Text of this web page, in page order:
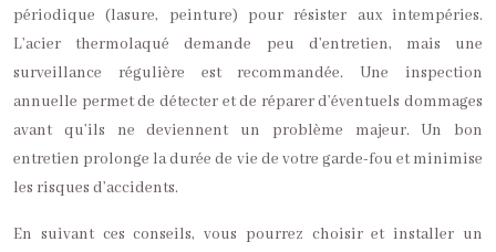
périodique (lasure, peinture) pour résister aux intempéries.
L’acier thermolaqué demande peu d’entretien, mais une
surveillance régulière est recommandée. Une inspection
annuelle permet de détecter et de réparer d’éventuels dommages
avant qu’ils ne deviennent un problème majeur. Un bon
entretien prolonge la durée de vie de votre garde-fou et minimise
les risques d’accidents.
En suivant ces conseils, vous pourrez choisir et installer un